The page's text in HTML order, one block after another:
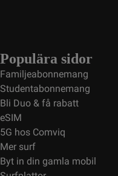
Populära sidor
Familjeabonnemang
Studentabonnemang
Bli Duo & få rabatt
eSIM
5G hos Comviq
Mer surf
Byt in din gamla mobil